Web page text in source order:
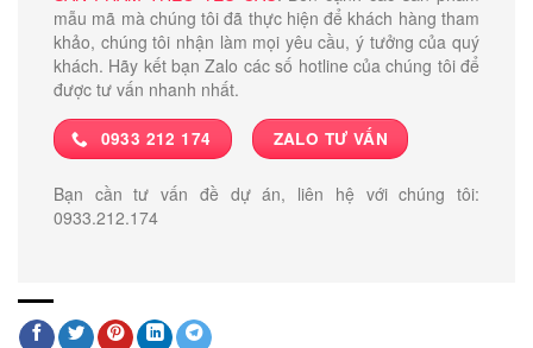
mẫu mã mà chúng tôi đã thực hiện để khách hàng tham
khảo, chúng tôi nhận làm mọi yêu cầu, ý tưởng của quý
khách. Hãy kết bạn Zalo các số hotline của chúng tôi để
được tư vấn nhanh nhất.
0933 212 174 ZALO TƯ VẤN
Bạn cần tư vấn đề dự án, liên hệ với chúng tôi:
0933.212.174